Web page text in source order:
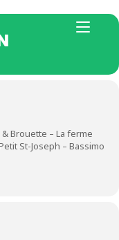
Brouette – La ferme
St-Joseph – Bassimo